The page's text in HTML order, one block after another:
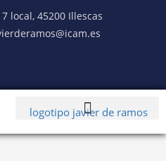
local, 45200 Illescas